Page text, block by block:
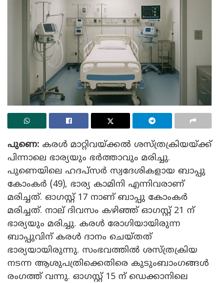
പുണെ: കരൾ മാറ്റിവയ്ക്കൽ ശസ്ത്രക്രിയയ്ക്ക്
പിന്നാലെ ഭാര്യയും ഭർത്താവും മരിച്ചു.
പുണെയിലെ ഹദപ്‌സർ സ്വദേശികളായ ബാപ്പു
കോംകർ (49), ഭാര്യ കാമിനി എന്നിവരാണ്
മരിച്ചത്. ഓഗസ്റ്റ് 17 നാണ് ബാപ്പു കോംകർ
മരിച്ചത്. നാല് ദിവസം കഴിഞ്ഞ് ഓഗസ്റ്റ് 21 ന്
ഭാര്യയും മരിച്ചു. കരൾ രോഗിയായിരുന്ന
ബാപ്പുവിന് കരൾ ദാനം ചെയ്തത്
ഭാര്യയായിരുന്നു. സംഭവത്തിൽ ശസ്ത്രക്രിയ
നടന്ന ആശുപത്രിക്കെതിരെ കുടുംബാംഗങ്ങൾ
രംഗത്ത് വന്നു. ഓഗസ്റ്റ് 15 ന് ഡെക്കാനിലെ